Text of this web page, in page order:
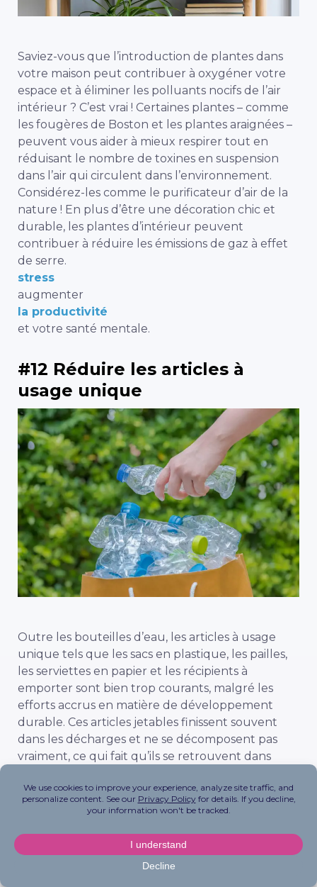
Saviez-vous que l’introduction de plantes dans
votre maison peut contribuer à oxygéner votre
espace et à éliminer les polluants nocifs de l’air
intérieur ? C’est vrai ! Certaines plantes – comme
les fougères de Boston et les plantes araignées –
peuvent vous aider à mieux respirer tout en
réduisant le nombre de toxines en suspension
dans l’air qui circulent dans l’environnement.
Considérez-les comme le purificateur d’air de la
nature ! En plus d’être une décoration chic et
durable, les plantes d’intérieur peuvent
contribuer à réduire les émissions de gaz à effet
de serre.
stress
augmenter
la productivité
et votre santé mentale.
#12 Réduire les articles à
usage unique
Outre les bouteilles d’eau, les articles à usage
unique tels que les sacs en plastique, les pailles,
les serviettes en papier et les récipients à
emporter sont bien trop courants, malgré les
efforts accrus en matière de développement
durable. Ces articles jetables finissent souvent
dans les décharges et ne se décomposent pas
vraiment, ce qui fait qu’ils se retrouvent dans
En faisant votre part pour réduire les articles à
usage unique, vous pouvez contribuer à votre
microplastiques, tout en réduisant la pollution.